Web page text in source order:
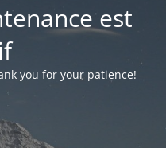
est
you for your patience!